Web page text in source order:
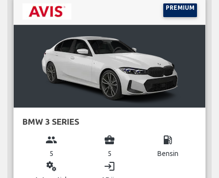
PREMIUM
BMW 3 SERIES
group
5
business_center
5
local_gas_station
Bensin
miscellaneous_services login